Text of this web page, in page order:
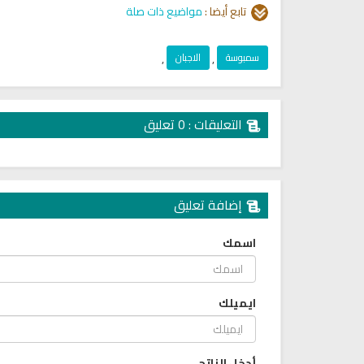
تابع أيضا :مواضيع ذات صلة
سمبوسة , الاجبان ,
التعليقات : 0 تعليق
إضافة تعليق
اسمك
ايميلك
كتب الأسرة والمرأة المسلمة تحميل كتب السيرة النبوية